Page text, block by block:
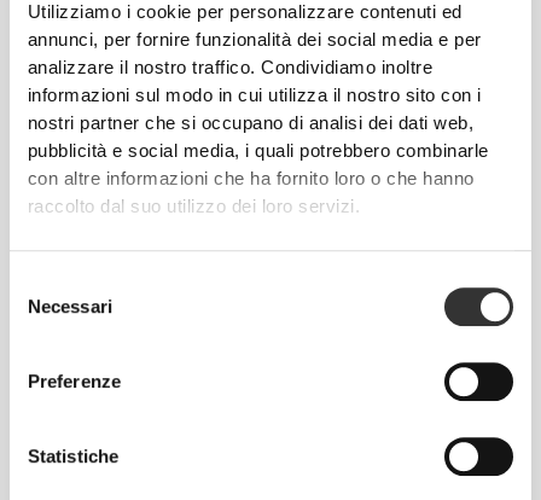
Utilizziamo i cookie per personalizzare contenuti ed
annunci, per fornire funzionalità dei social media e per
analizzare il nostro traffico. Condividiamo inoltre
informazioni sul modo in cui utilizza il nostro sito con i
nostri partner che si occupano di analisi dei dati web,
pubblicità e social media, i quali potrebbero combinarle
con altre informazioni che ha fornito loro o che hanno
raccolto dal suo utilizzo dei loro servizi.
delNecessari
Preferenze
Statistiche
Porridge di Riso Proteico 720
g - Speculoos
Protein Latte 400 g
Protein Latte alla Nocciola -
20%
Protein Mochaccino - Extra